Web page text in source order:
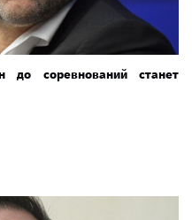
до соревнований станет